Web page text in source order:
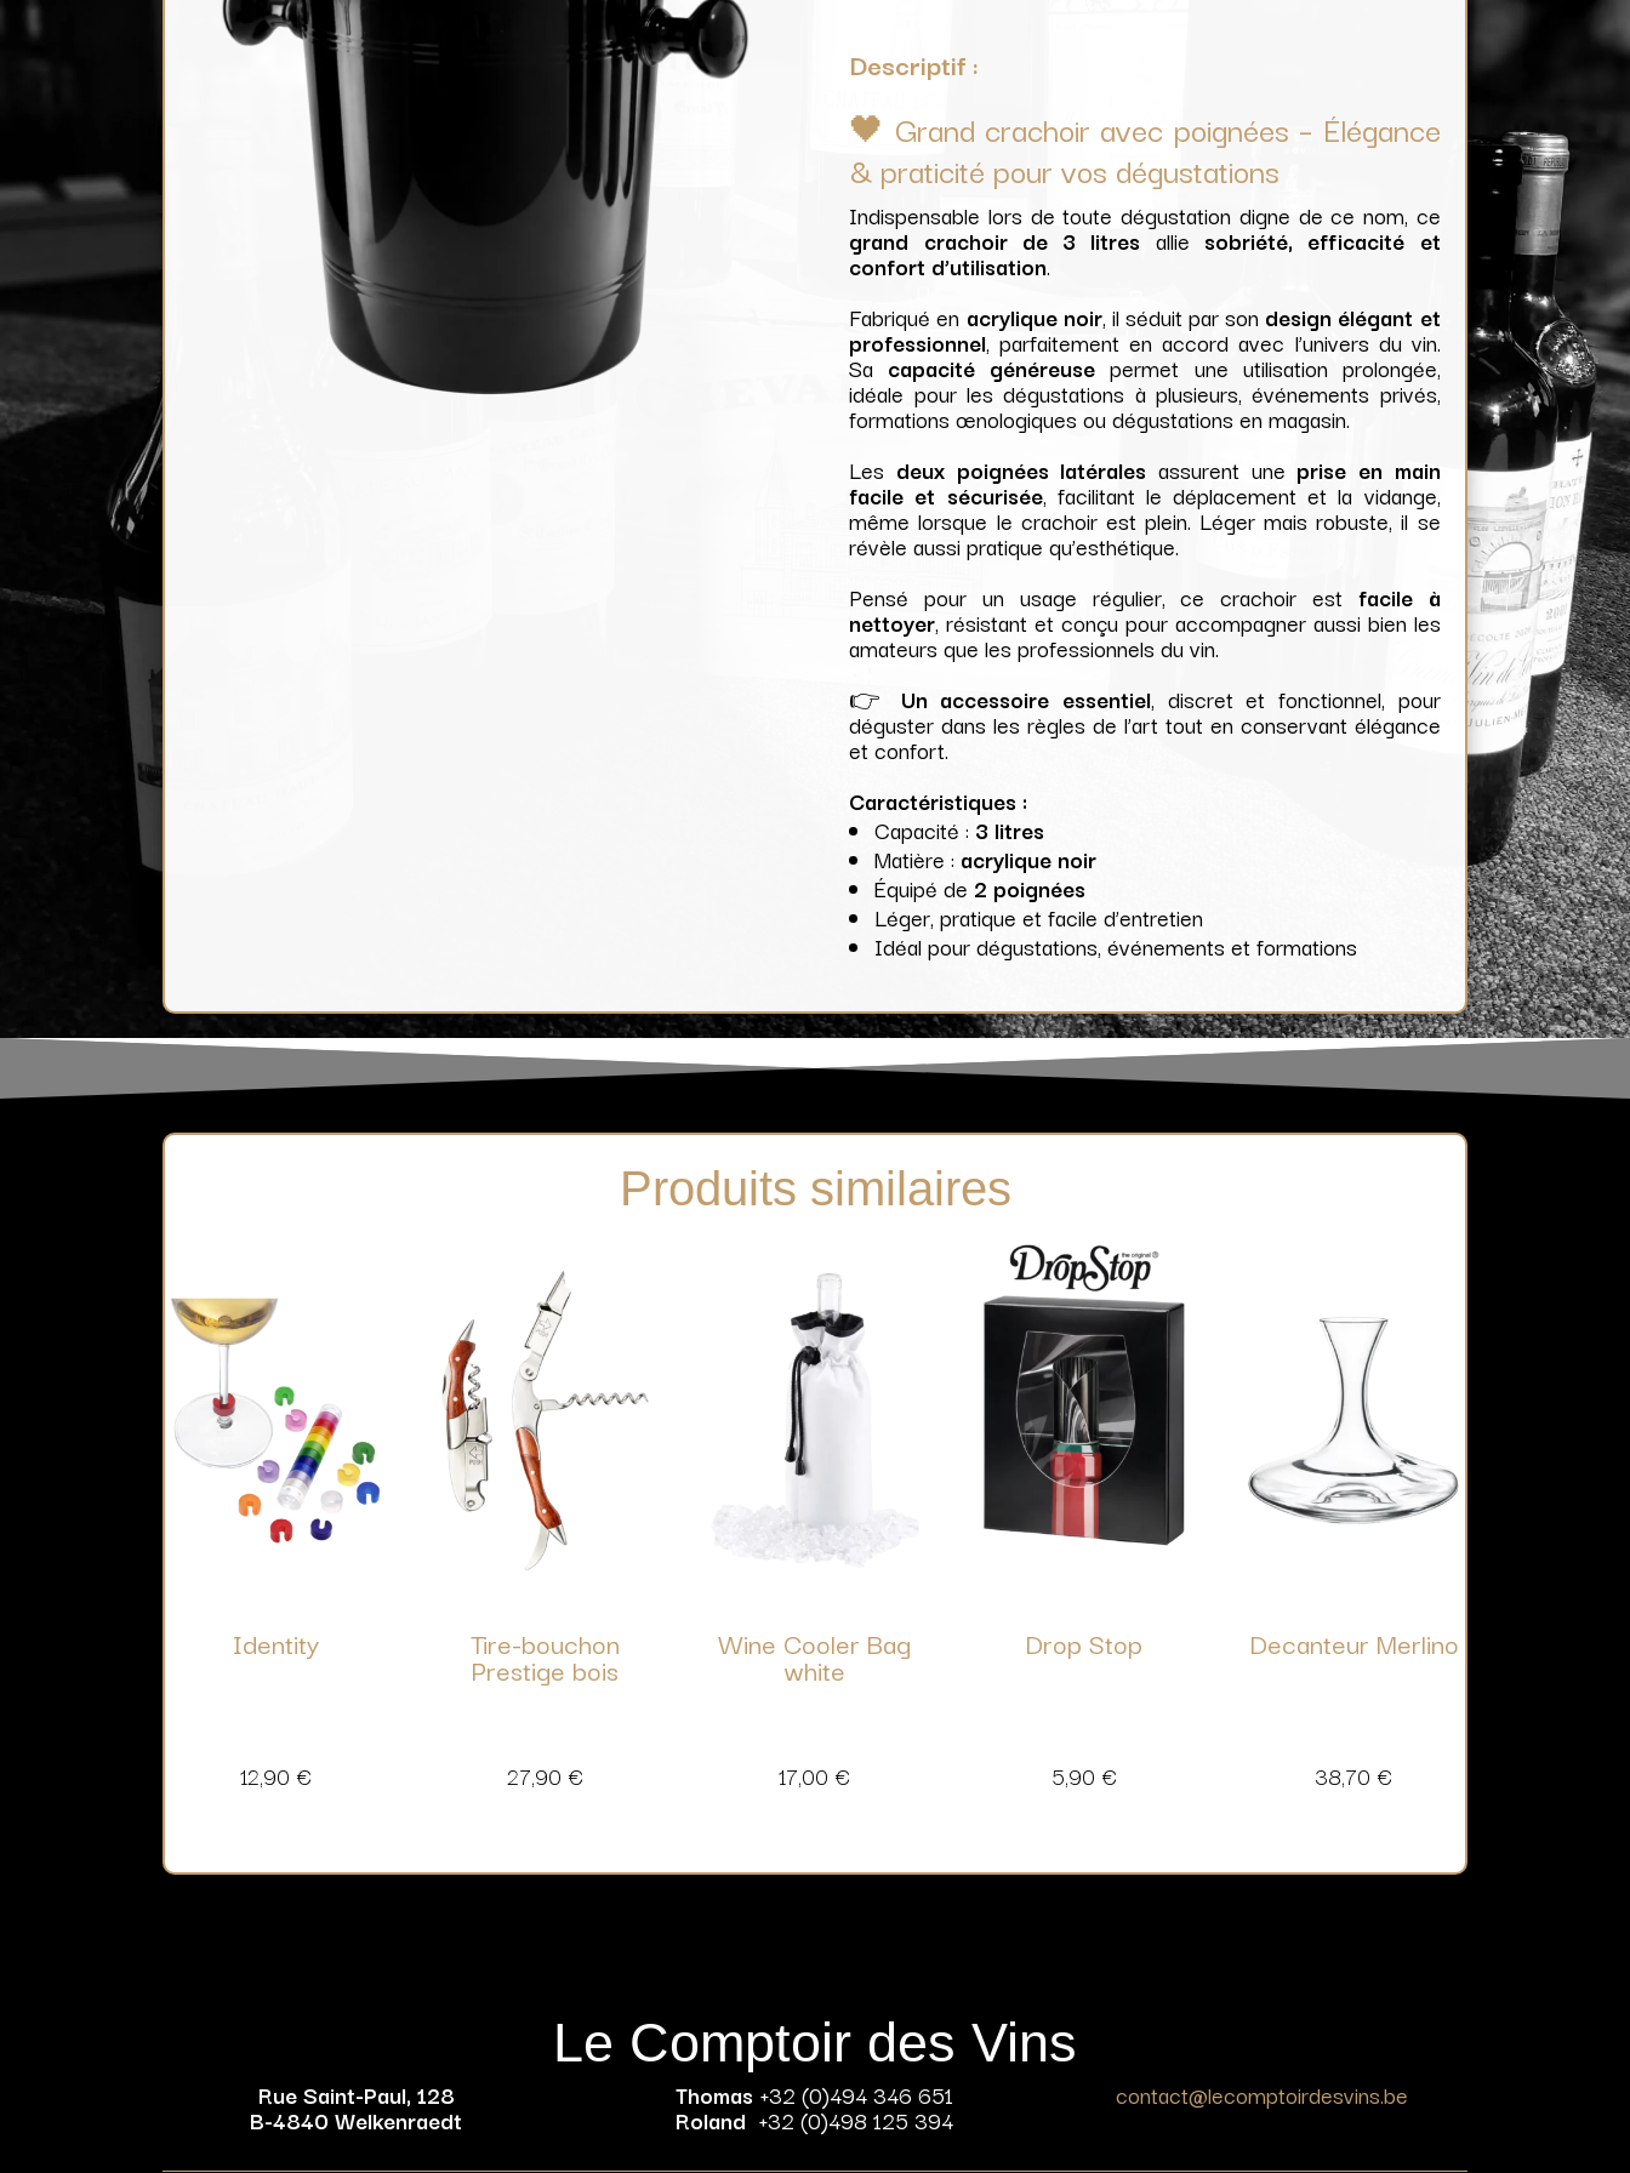
Descriptif :
🖤 Grand crachoir avec poignées – Élégance
& praticité pour vos dégustations
Indispensable lors de toute dégustation digne de ce nom, ce
grand crachoir de 3 litres allie sobriété, efficacité et
confort d’utilisation.
Fabriqué en acrylique noir, il séduit par son design élégant et
professionnel, parfaitement en accord avec l’univers du vin.
Sa capacité généreuse permet une utilisation prolongée,
idéale pour les dégustations à plusieurs, événements privés,
formations œnologiques ou dégustations en magasin.
Les deux poignées latérales assurent une prise en main
facile et sécurisée, facilitant le déplacement et la vidange,
même lorsque le crachoir est plein. Léger mais robuste, il se
révèle aussi pratique qu’esthétique.
Pensé pour un usage régulier, ce crachoir est facile à
nettoyer, résistant et conçu pour accompagner aussi bien les
amateurs que les professionnels du vin.
👉 Un accessoire essentiel, discret et fonctionnel, pour
déguster dans les règles de l’art tout en conservant élégance
et confort.
Caractéristiques :
Capacité : 3 litres
Matière : acrylique noir
Équipé de 2 poignées
Léger, pratique et facile d’entretien
Idéal pour dégustations, événements et formations
Produits similaires
Identity
12,90 €
Tire-bouchon
Prestige bois
27,90 €
Wine Cooler Bag
white
17,00 €
Drop Stop
5,90 €
Decanteur Merlino
38,70 €
Le Comptoir des Vins
Rue Saint-Paul, 128
B-4840 Welkenraedt
Thomas +32 (0)494 346 651
Roland +32 (0)498 125 394
contact@lecomptoirdesvins.be